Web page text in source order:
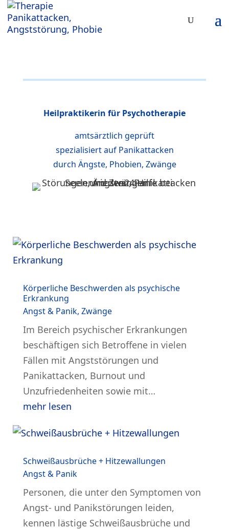
Heilpraktikerin für Psychotherapie
amtsärztlich geprüft
spezialisiert auf Panikattacken
durch Ängste, Phobien, Zwänge
Körperliche Beschwerden als psychische
Erkrankung
Angst & Panik, Zwänge
Im Bereich psychischer Erkrankungen
beschäftigen sich Betroffene in vielen
Fällen mit Angststörungen und
Panikattacken, Burnout und
Unzufriedenheiten sowie mit…
mehr lesen
Schweißausbrüche + Hitzewallungen
Angst & Panik
Personen, die unter den Symptomen von
Angst- und Panikstörungen leiden,
kennen lästige Schweißausbrüche und